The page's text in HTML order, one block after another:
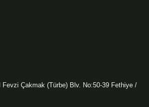
Çakmak (Türbe) Blv. No:50-39 Fethiye /